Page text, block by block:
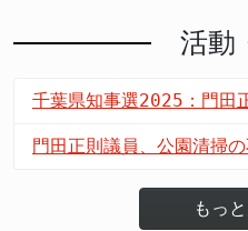
活動
千葉県知事選2025：門田
門田正則議員、公園清掃
もっ